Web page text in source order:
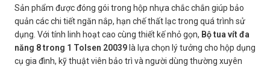
Sản phẩm được đóng gói trong hộp nhựa chắc chắn giúp bảo
quản các chi tiết ngăn nắp, hạn chế thất lạc trong quá trình sử
dụng. Với tính linh hoạt cao cùng thiết kế nhỏ gọn, Bộ tua vít đa
năng 8 trong 1 Tolsen 20039 là lựa chọn lý tưởng cho hộp dụng
cụ gia đình, kỹ thuật viên bảo trì và người dùng thường xuyên